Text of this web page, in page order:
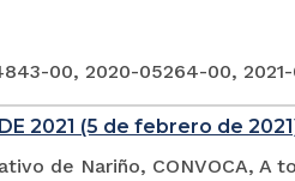
00, 2020-05264-00,
2021 (5 de febrero de
de Nariño, CONVOCA, A